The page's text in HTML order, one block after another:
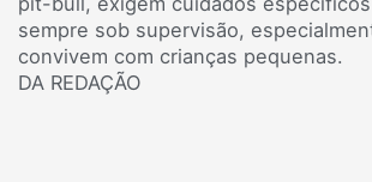
sempre sob supervisão,
convivem com crianças pequenas.
DA REDAÇÃO